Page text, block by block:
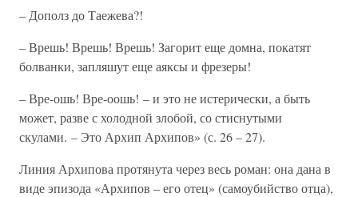
– Дополз до Таежева?!
– Врешь! Врешь! Врешь! Загорит еще домна, покатят
болванки, запляшут еще аяксы и фрезеры!
– Вре-ошь! Вре-оошь! – и это не истерически, а быть
может, разве с холодной злобой, со стиснутыми
скулами. – Это Архип Архипов» (с. 26 – 27).
Линия Архипова протянута через весь роман: она дана в
виде эпизода «Архипов – его отец» (самоубийство отца),